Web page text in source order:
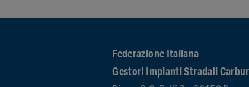
Federazione Italiana
Gestori Impianti Stradali